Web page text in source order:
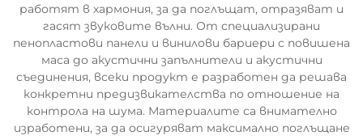
работят в хармония, за да поглъщат, отразяват и
гасят звуковите вълни. От специализирани
пенопластови панели и винилови бариери с повишена
маса до акустични запълнители и акустични
съединения, всеки продукт е разработен да решава
конкретни предизвикателства по отношение на
контрола на шума. Материалите са внимателно
изработени, за да осигуряват максимално поглъщане